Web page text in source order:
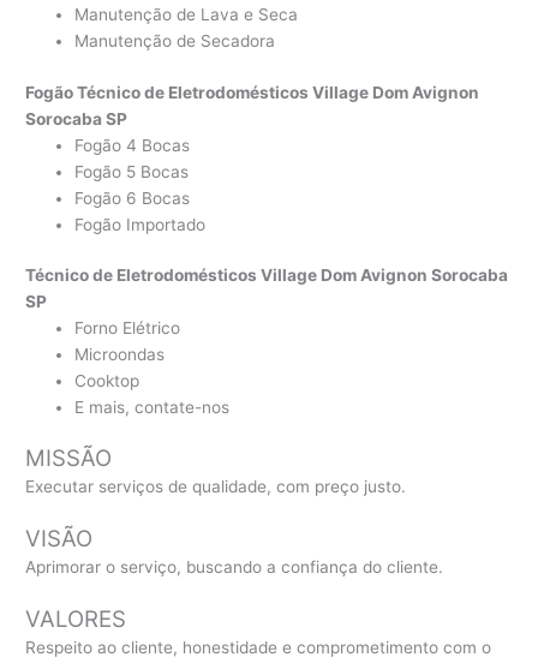
Manutenção de Lava e Seca
Manutenção de Secadora
Fogão Técnico de Eletrodomésticos Village Dom Avignon
Sorocaba SP
Fogão 4 Bocas
Fogão 5 Bocas
Fogão 6 Bocas
Fogão Importado
Técnico de Eletrodomésticos Village Dom Avignon Sorocaba
SP
Forno Elétrico
Microondas
Cooktop
E mais, contate-nos
MISSÃO
Executar serviços de qualidade, com preço justo.
VISÃO
Aprimorar o serviço, buscando a confiança do cliente.
VALORES
Respeito ao cliente, honestidade e comprometimento com o